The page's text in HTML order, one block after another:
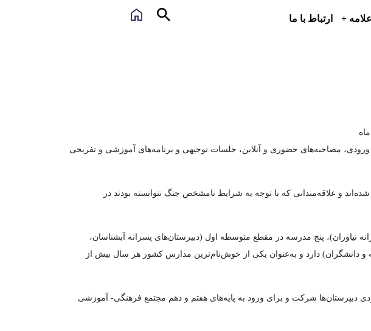
علامه + ارتباط با ما
از ابتدای دی ماه
ورودی، مصاحبه‌های حضوری و آنلاین، جلسات توجیهی و برنامه‌های آموزشی و تفریحی
تصاحب شده‌اند و علاقه‌مندانی که با توجه به شرایط نامشخص جنگ نتوانسته بودند در
نیاوران)، پنج مدرسه در مقطع متوسطه اول (دبیرستان‌های پسرانه آبشناسان،
و دانشگران) دارد و به‌عنوان یکی از خوش‌نام‌ترین مدارس کشور هر سال بیش از
دبیرستان‌ها شرکت و برای ورود به پایه‌های هفتم و دهم مجتمع فرهنگی- آموزشی